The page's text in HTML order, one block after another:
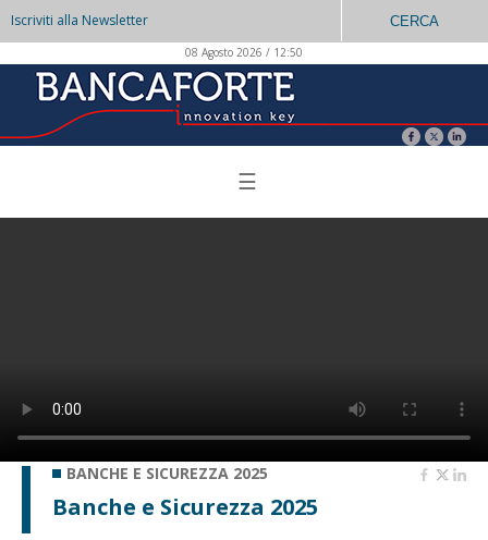
Iscriviti alla Newsletter CERCA
08 Agosto 2026 / 12:50
☰
BANCHE E SICUREZZA 2025
Banche e Sicurezza 2025